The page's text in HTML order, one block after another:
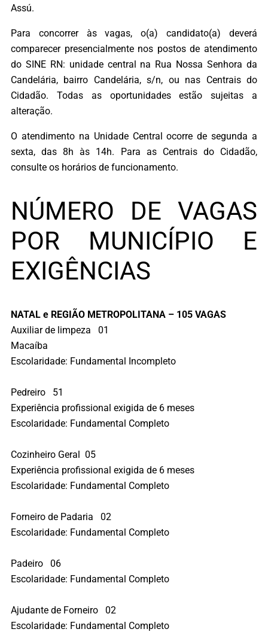
Assú.
Para concorrer às vagas, o(a) candidato(a) deverá
comparecer presencialmente nos postos de atendimento
do SINE RN: unidade central na Rua Nossa Senhora da
Candelária, bairro Candelária, s/n, ou nas Centrais do
Cidadão. Todas as oportunidades estão sujeitas a
alteração.
O atendimento na Unidade Central ocorre de segunda a
sexta, das 8h às 14h. Para as Centrais do Cidadão,
consulte os horários de funcionamento.
NÚMERO DE VAGAS
POR MUNICÍPIO E
EXIGÊNCIAS
NATAL e REGIÃO METROPOLITANA – 105 VAGAS
Auxiliar de limpeza 01
Macaíba
Escolaridade: Fundamental Incompleto
Pedreiro 51
Experiência profissional exigida de 6 meses
Escolaridade: Fundamental Completo
Cozinheiro Geral 05
Experiência profissional exigida de 6 meses
Escolaridade: Fundamental Completo
Forneiro de Padaria 02
Escolaridade: Fundamental Completo
Padeiro 06
Escolaridade: Fundamental Completo
Ajudante de Forneiro 02
Escolaridade: Fundamental Completo